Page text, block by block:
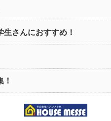
さんにおすすめ！